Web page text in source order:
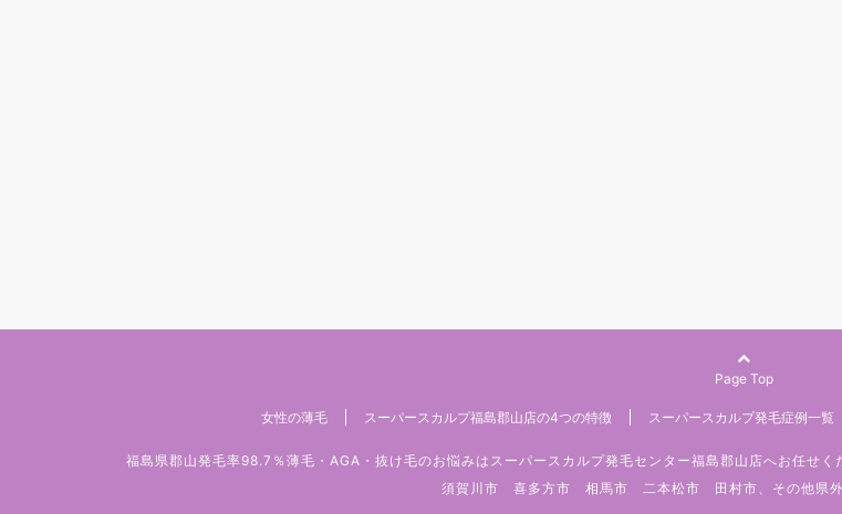
Page Top
女性の薄毛 スーパースカルプ福島郡山店の4つの特徴 スーパースカルプ発毛症例一覧
福島県郡山発毛率98.7％薄毛・AGA・抜け毛のお悩みはスーパースカルプ発毛センター福島郡山店へお任
須賀川市 喜多方市 相馬市 二本松市 田村市、その他県外